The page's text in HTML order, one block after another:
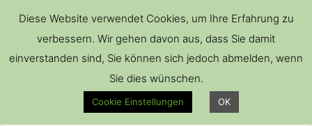
BK_Anz_TK_2110
Diese Website verwendet Cookies, um Ihre Erfahrung zu
verbessern. Wir gehen davon aus, dass Sie damit
einverstanden sind, Sie können sich jedoch abmelden, wenn
Sie dies wünschen.
Cookie Einstellungen OK